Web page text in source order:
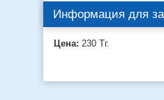
Информация для
Цена: 230 Тг.